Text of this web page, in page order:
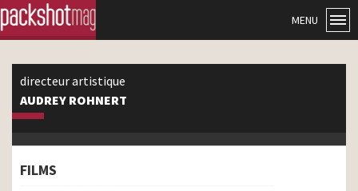
MENU
directeur artistique
AUDREY ROHNERT
FILMS